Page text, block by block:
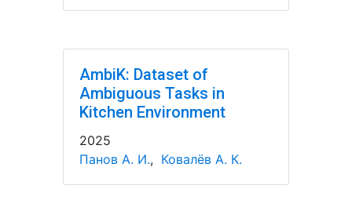
AmbiK: Dataset of
Ambiguous Tasks in
Kitchen Environment
2025
Панов А. И., Ковалёв А. К.